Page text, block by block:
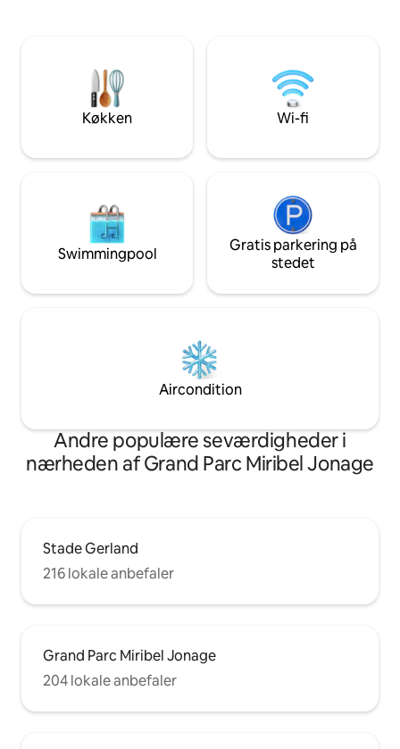
kvalitetsfaciliteter, gratis kaffe/te, alt er
designet til en opholdoplevelse, der er
lige så behagelig som et 5-stjernet hotel.
atmosfære.
uovertrufne
Køkken Wi-fi
Swimmingpool
Gratis parkering på
stedet
Aircondition
Andre populære seværdigheder i
nærheden af Grand Parc Miribel Jonage
Stade Gerland
216 lokale anbefaler
Grand Parc Miribel Jonage
204 lokale anbefaler